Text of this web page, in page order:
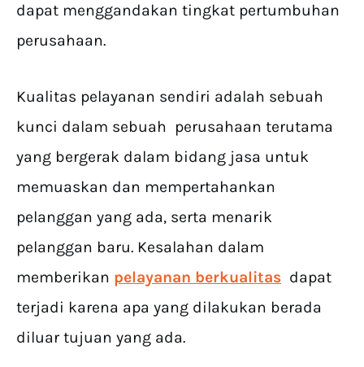
dapat menggandakan tingkat pertumbuhan
perusahaan.
Kualitas pelayanan sendiri adalah sebuah
kunci dalam sebuah perusahaan terutama
yang bergerak dalam bidang jasa untuk
memuaskan dan mempertahankan
pelanggan yang ada, serta menarik
pelanggan baru. Kesalahan dalam
memberikan pelayanan berkualitas dapat
terjadi karena apa yang dilakukan berada
diluar tujuan yang ada.